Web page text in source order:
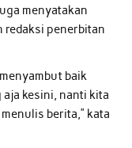
menyatakan
redaksi penerbitan
baik
kesini, nanti kita
berita,” kata